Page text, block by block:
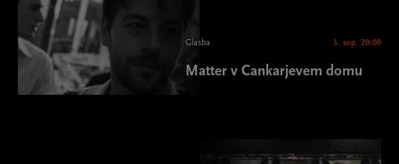
Glasba 3. sep. 20:00
Matter v Cankarjevem domu